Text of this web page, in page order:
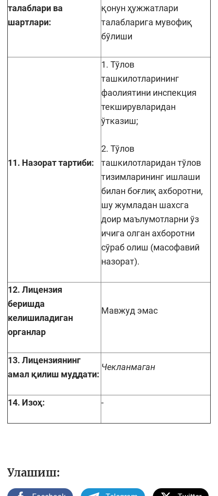
талаблари ва
шартлари:
қонун ҳужжатлари
талабларига мувофиқ
бўлиши
11. Назорат тартиби:
1. Тўлов
ташкилотларининг
фаолиятини инспекция
текширувларидан
ўтказиш;
2. Тўлов
ташкилотларидан тўлов
тизимларининг ишлаши
билан боғлиқ ахборотни,
шу жумладан шахсга
доир маълумотларни ўз
ичига олган ахборотни
сўраб олиш (масофавий
назорат).
12. Лицензия
беришда
келишиладиган
органлар
Мавжуд эмас
13. Лицензиянинг
амал қилиш муддати:
Чекланмаган
14. Изоҳ: -
Улашиш: